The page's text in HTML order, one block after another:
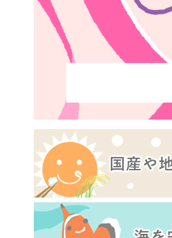
お気に入り注文
注文履歴注文
先着限定から探す
人気カテゴリ
食品から探す
家庭用品から探す
豆腐・納豆・
こんにゃく
ミールキット
など
麺類
乾物・粉類
レトルト・缶
詰・瓶詰
特定原材料と特定原材料に準ずる
特定原材料
小麦 そば
特定原材料に準ずるもの